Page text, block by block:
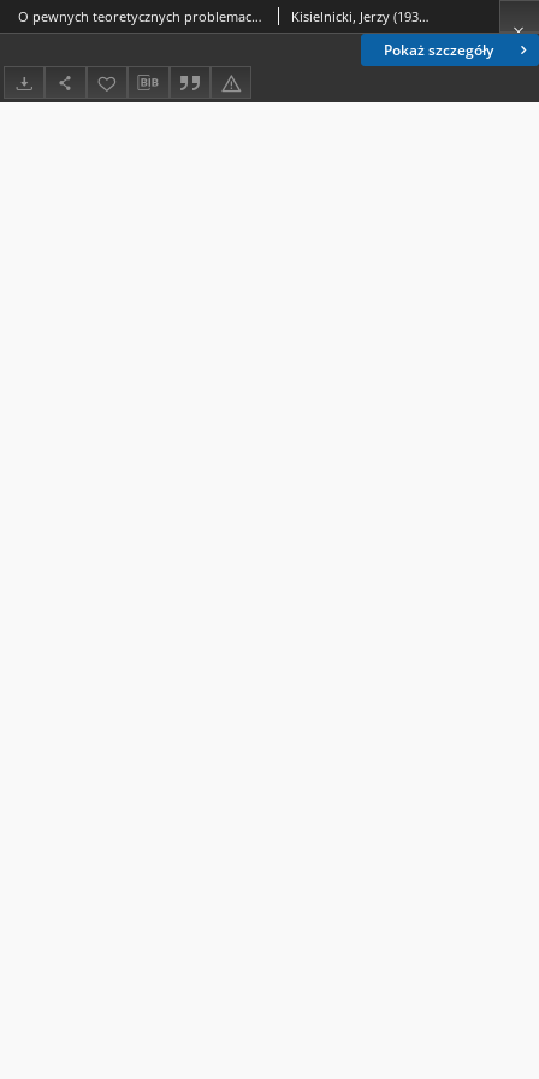
Pokaż szczegóły
O pewnych teoretycznych problemach centralizacji i decentralizacji zarządzania rozpatrywanych z punktu widzenia projektowania systemów informatycznych Kisielnicki, Jerzy (1939- )